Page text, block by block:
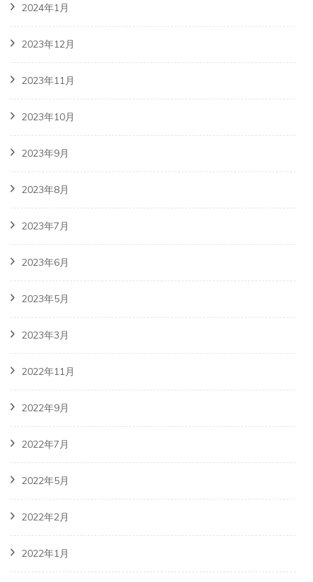
2024年1月
2023年12月
2023年11月
2023年10月
2023年9月
2023年8月
2023年7月
2023年6月
2023年5月
2023年3月
2022年11月
2022年9月
2022年7月
2022年5月
2022年2月
2022年1月